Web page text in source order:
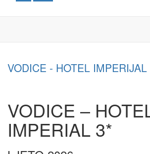
VODICE - HOTEL
VODICE –
IMPERIAL 3*